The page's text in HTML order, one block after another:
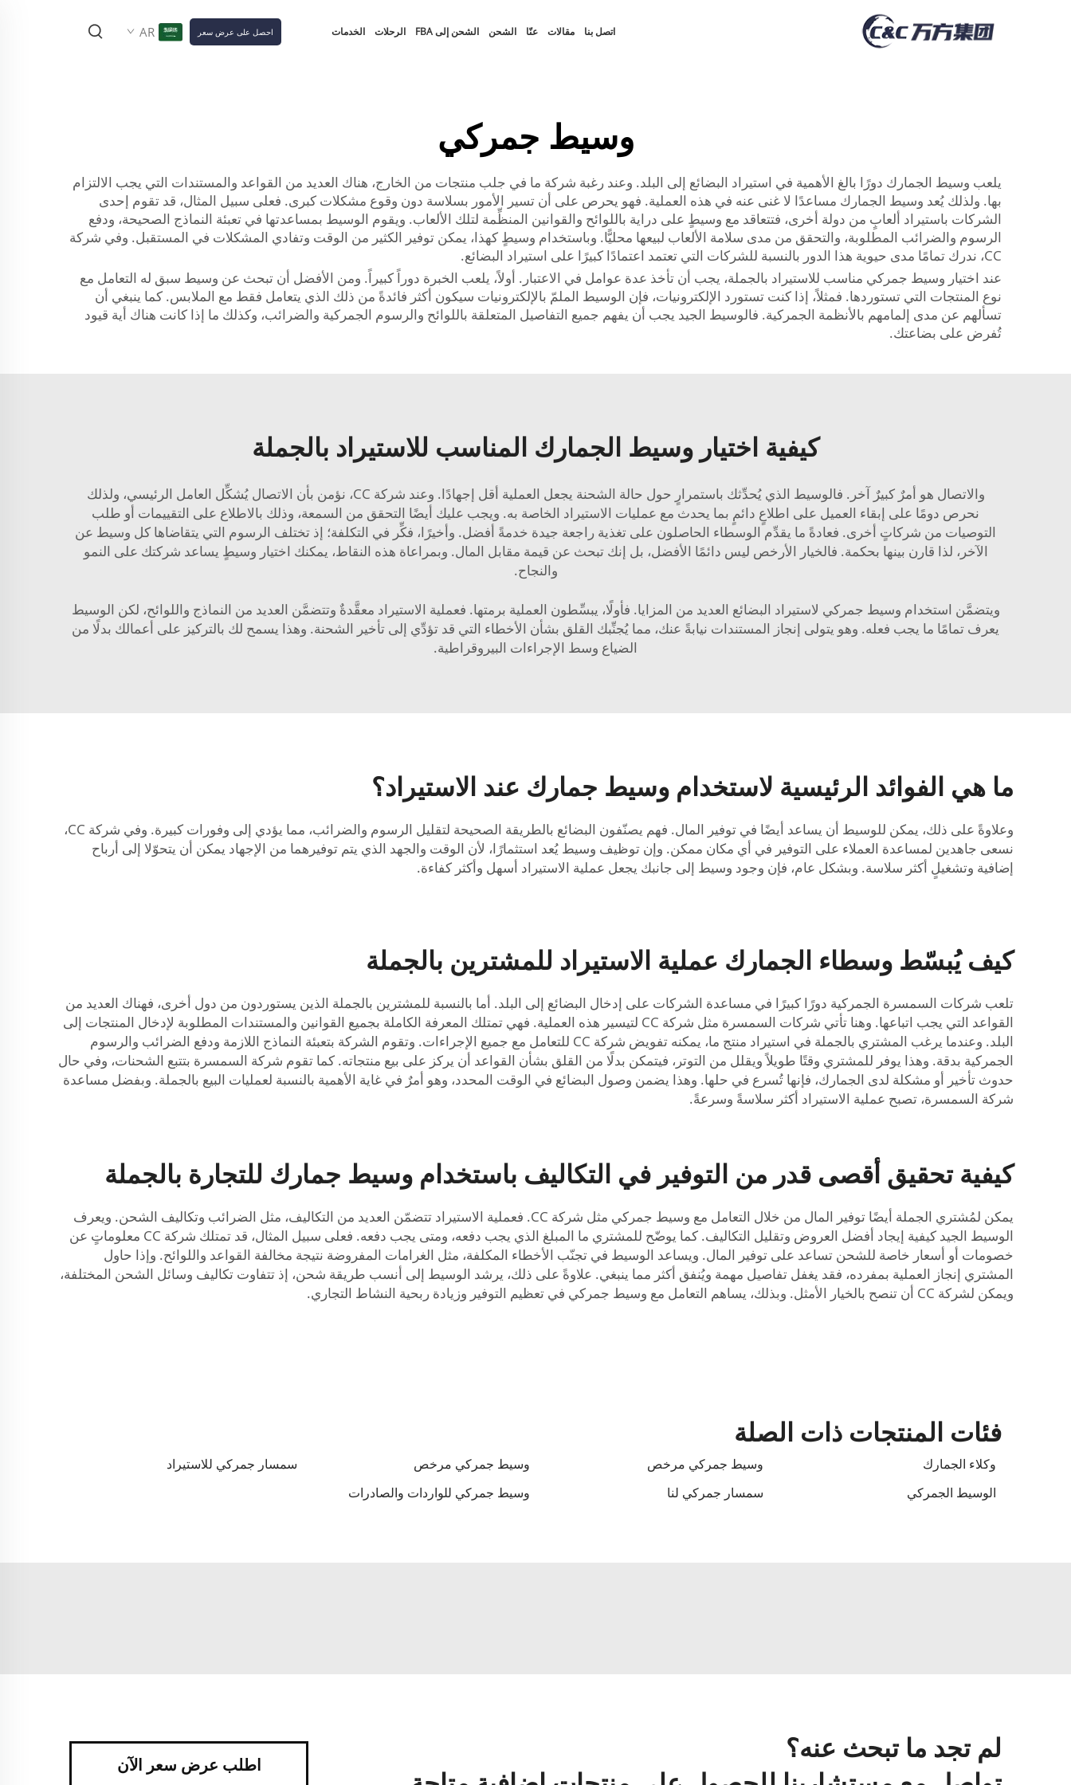
الخدمات الرحلات الشحن إلى FBA الشحن عنّا مقالات اتصل بنا احصل على عرض سعر AR
وسيط جمركي
يلعب وسيط الجمارك دورًا بالغ الأهمية في استيراد البضائع إلى البلد. وعند رغبة شركة ما في جلب منتجات من الخارج، هناك العديد من القواعد والمستندات التي يجب الالتزام
بها. ولذلك يُعد وسيط الجمارك مساعدًا لا غنى عنه في هذه العملية. فهو يحرص على أن تسير الأمور بسلاسة دون وقوع مشكلات كبرى. فعلى سبيل المثال، قد تقوم إحدى
الشركات باستيراد ألعابٍ من دولة أخرى، فتتعاقد مع وسيطٍ على دراية باللوائح والقوانين المنظِّمة لتلك الألعاب. ويقوم الوسيط بمساعدتها في تعبئة النماذج الصحيحة، ودفع
الرسوم والضرائب المطلوبة، والتحقق من مدى سلامة الألعاب لبيعها محليًّا. وباستخدام وسيطٍ كهذا، يمكن توفير الكثير من الوقت وتفادي المشكلات في المستقبل. وفي شركة
CC، ندرك تمامًا مدى حيوية هذا الدور بالنسبة للشركات التي تعتمد اعتمادًا كبيرًا على استيراد البضائع.
عند اختيار وسيط جمركي مناسب للاستيراد بالجملة، يجب أن تأخذ عدة عوامل في الاعتبار. أولاً، يلعب الخبرة دوراً كبيراً. ومن الأفضل أن تبحث عن وسيط سبق له التعامل مع
نوع المنتجات التي تستوردها. فمثلاً، إذا كنت تستورد الإلكترونيات، فإن الوسيط الملمّ بالإلكترونيات سيكون أكثر فائدةً من ذلك الذي يتعامل فقط مع الملابس. كما ينبغي أن
تسألهم عن مدى إلمامهم بالأنظمة الجمركية. فالوسيط الجيد يجب أن يفهم جميع التفاصيل المتعلقة باللوائح والرسوم الجمركية والضرائب، وكذلك ما إذا كانت هناك أية قيود
تُفرض على بضاعتك.
كيفية اختيار وسيط الجمارك المناسب للاستيراد بالجملة
والاتصال هو أمرٌ كبيرٌ آخر. فالوسيط الذي يُحدِّثك باستمرارٍ حول حالة الشحنة يجعل العملية أقل إجهادًا. وعند شركة CC، نؤمن بأن الاتصال يُشكِّل العامل الرئيسي، ولذلك
نحرص دومًا على إبقاء العميل على اطلاعٍ دائمٍ بما يحدث مع عمليات الاستيراد الخاصة به. ويجب عليك أيضًا التحقق من السمعة، وذلك بالاطلاع على التقييمات أو طلب
التوصيات من شركاتٍ أخرى. فعادةً ما يقدِّم الوسطاء الحاصلون على تغذية راجعة جيدة خدمةً أفضل. وأخيرًا، فكِّر في التكلفة؛ إذ تختلف الرسوم التي يتقاضاها كل وسيط عن
الآخر، لذا قارن بينها بحكمة. فالخيار الأرخص ليس دائمًا الأفضل، بل إنك تبحث عن قيمة مقابل المال. وبمراعاة هذه النقاط، يمكنك اختيار وسيطٍ يساعد شركتك على النمو
والنجاح.
ويتضمَّن استخدام وسيط جمركي لاستيراد البضائع العديد من المزايا. فأولًا، يبسِّطون العملية برمتها. فعملية الاستيراد معقَّدةٌ وتتضمَّن العديد من النماذج واللوائح، لكن الوسيط
يعرف تمامًا ما يجب فعله. وهو يتولى إنجاز المستندات نيابةً عنك، مما يُجنِّبك القلق بشأن الأخطاء التي قد تؤدِّي إلى تأخير الشحنة. وهذا يسمح لك بالتركيز على أعمالك بدلًا من
الضياع وسط الإجراءات البيروقراطية.
ما هي الفوائد الرئيسية لاستخدام وسيط جمارك عند الاستيراد؟
وعلاوةً على ذلك، يمكن للوسيط أن يساعد أيضًا في توفير المال. فهم يصنّفون البضائع بالطريقة الصحيحة لتقليل الرسوم والضرائب، مما يؤدي إلى وفورات كبيرة. وفي شركة CC،
نسعى جاهدين لمساعدة العملاء على التوفير في أي مكان ممكن. وإن توظيف وسيط يُعد استثمارًا، لأن الوقت والجهد الذي يتم توفيرهما من الإجهاد يمكن أن يتحوّلا إلى أرباح
إضافية وتشغيلٍ أكثر سلاسة. وبشكل عام، فإن وجود وسيط إلى جانبك يجعل عملية الاستيراد أسهل وأكثر كفاءة.
كيف يُبسّط وسطاء الجمارك عملية الاستيراد للمشترين بالجملة
تلعب شركات السمسرة الجمركية دورًا كبيرًا في مساعدة الشركات على إدخال البضائع إلى البلد. أما بالنسبة للمشترين بالجملة الذين يستوردون من دول أخرى، فهناك العديد من
القواعد التي يجب اتباعها. وهنا تأتي شركات السمسرة مثل شركة CC لتيسير هذه العملية. فهي تمتلك المعرفة الكاملة بجميع القوانين والمستندات المطلوبة لإدخال المنتجات إلى
البلد. وعندما يرغب المشتري بالجملة في استيراد منتج ما، يمكنه تفويض شركة CC للتعامل مع جميع الإجراءات. وتقوم الشركة بتعبئة النماذج اللازمة ودفع الضرائب والرسوم
الجمركية بدقة. وهذا يوفر للمشتري وقتًا طويلاً ويقلل من التوتر، فيتمكن بدلًا من القلق بشأن القواعد أن يركز على بيع منتجاته. كما تقوم شركة السمسرة بتتبع الشحنات، وفي حال
حدوث تأخير أو مشكلة لدى الجمارك، فإنها تُسرع في حلها. وهذا يضمن وصول البضائع في الوقت المحدد، وهو أمرٌ في غاية الأهمية بالنسبة لعمليات البيع بالجملة. وبفضل مساعدة
شركة السمسرة، تصبح عملية الاستيراد أكثر سلاسةً وسرعةً.
كيفية تحقيق أقصى قدر من التوفير في التكاليف باستخدام وسيط جمارك للتجارة بالجملة
يمكن لمُشتري الجملة أيضًا توفير المال من خلال التعامل مع وسيط جمركي مثل شركة CC. فعملية الاستيراد تتضمّن العديد من التكاليف، مثل الضرائب وتكاليف الشحن. ويعرف
الوسيط الجيد كيفية إيجاد أفضل العروض وتقليل التكاليف. كما يوضّح للمشتري ما المبلغ الذي يجب دفعه، ومتى يجب دفعه. فعلى سبيل المثال، قد تمتلك شركة CC معلوماتٍ عن
خصومات أو أسعار خاصة للشحن تساعد على توفير المال. ويساعد الوسيط في تجنّب الأخطاء المكلفة، مثل الغرامات المفروضة نتيجة مخالفة القواعد واللوائح. وإذا حاول
المشتري إنجاز العملية بمفرده، فقد يغفل تفاصيل مهمة ويُنفق أكثر مما ينبغي. علاوةً على ذلك، يرشد الوسيط إلى أنسب طريقة شحن، إذ تتفاوت تكاليف وسائل الشحن المختلفة،
ويمكن لشركة CC أن تنصح بالخيار الأمثل. وبذلك، يساهم التعامل مع وسيط جمركي في تعظيم التوفير وزيادة ربحية النشاط التجاري.
فئات المنتجات ذات الصلة
وكلاء الجمارك وسيط جمركي مرخص وسيط جمركي مرخص
سمسار جمركي للاستيراد
الوسيط الجمركي
سمسار جمركي لنا وسيط جمركي للواردات والصادرات
لم تجد ما تبحث عنه؟
اطلب عرض سعر الآن